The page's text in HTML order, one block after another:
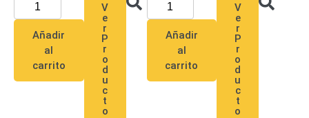
SDServidores
de
Aplicación
Unidades
de Estado
Añadir
al
carrito
V
e
r
P
r
o
d
u
c
t
o
Añadir
al
carrito
V
e
r
P
r
o
d
u
c
t
o